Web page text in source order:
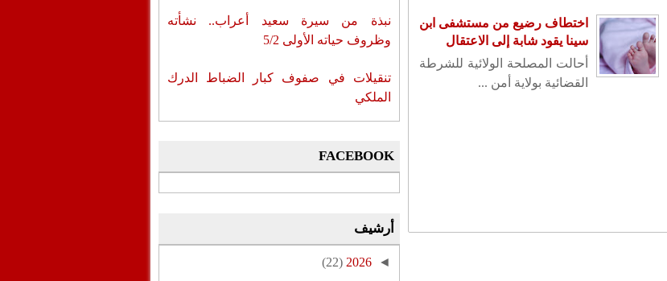
اختطاف رضيع من مستشفى ابن
سينا يقود شابة إلى الاعتقال
أحالت المصلحة الولائية للشرطة
القضائية بولاية أمن ...
نبذة من سيرة سعيد أعراب.. نشأته
وظروف حياته الأولى 5/2
تنقيلات في صفوف كبار الضباط الدرك
الملكي
FACEBOOK
أرشيف
◄
2026
(22)